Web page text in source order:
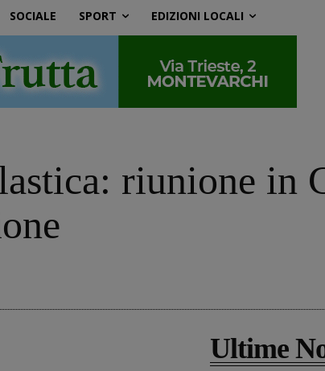
SOCIALE SPORT EDIZIONI LOCALI
riunione in
Ultime